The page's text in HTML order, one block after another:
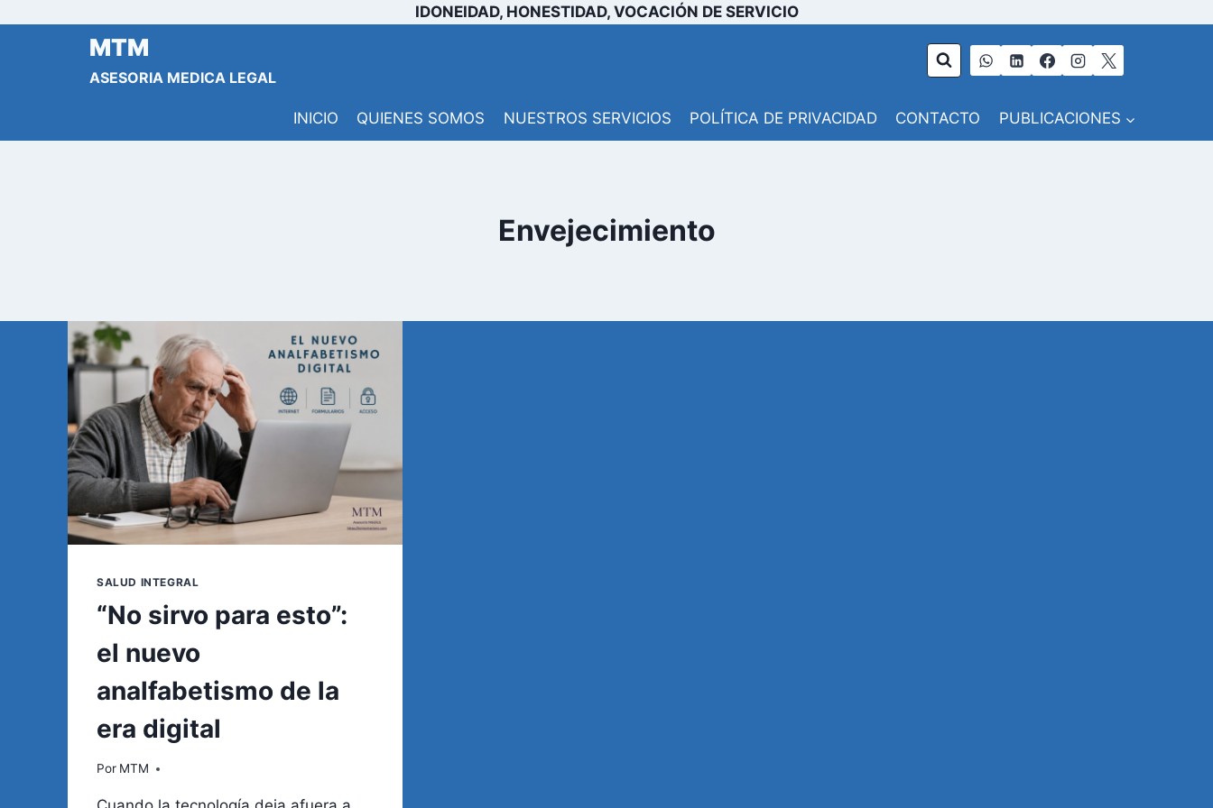
IDONEIDAD, HONESTIDAD, VOCACIÓN DE SERVICIO
MTM
ASESORIA MEDICA LEGAL
INICIO QUIENES SOMOS NUESTROS SERVICIOS POLÍTICA DE PRIVACIDAD CONTACTO PUBLICACIONES
Envejecimiento
SALUD INTEGRAL
“No sirvo para esto”:
el nuevo
analfabetismo de la
era digital
Por MTM